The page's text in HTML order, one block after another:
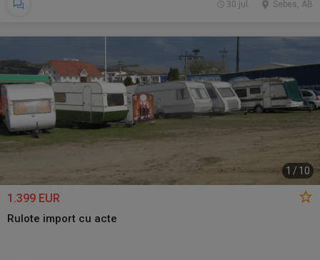
Sebes, AB
30 jul.
1 /10
1.399 EUR
Rulote import cu acte